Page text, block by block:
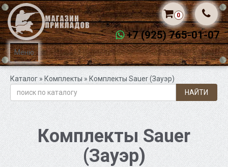
Меню
+7 (925) 765-01-07
0
Каталог» Комплекты» Комплекты Sauer (Зауэр)
НАЙТИ
Комплекты Sauer
(Зауэр)